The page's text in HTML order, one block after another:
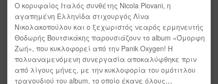
O κορυφαίος Ιταλός συνθέτης Nicola Piovani, η
αγαπημένη Ελληνίδα στιχουργός Λίνα
Νικολακοπούλου και ο ξεχωριστός νεαρός ερμηνευτής
Θοδωρής Βουτσικάκης παρουσιάζουν το album «Όμορφη
Ζωή», που κυκλοφορεί από την Panik Oxygen! Η
πολυαναμενόμενη συνεργασία αποκαλύφθηκε πριν
από λίγους μήνες, με την κυκλοφορία του ομότιτλου
τραγουδιού του album, το οποίο έκανε όλους…